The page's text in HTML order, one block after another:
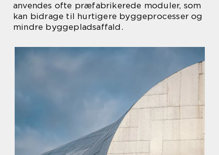
anvendes ofte præfabrikerede moduler, som
kan bidrage til hurtigere byggeprocesser og
mindre byggepladsaffald.